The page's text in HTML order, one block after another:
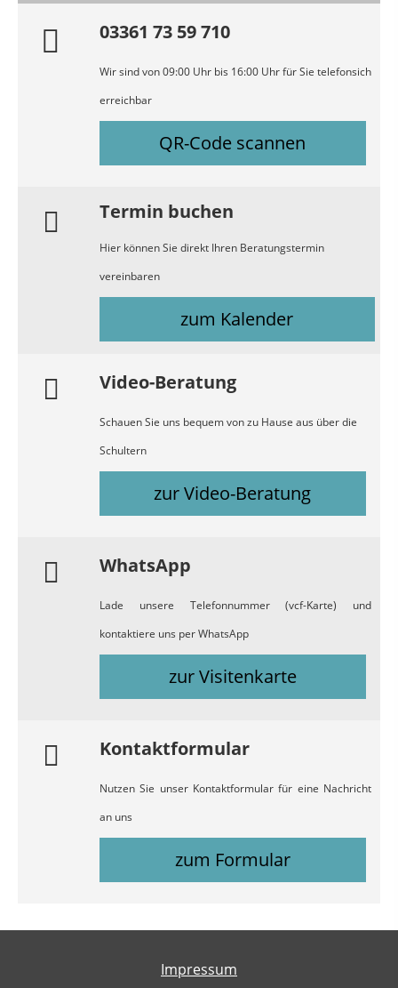
03361 73 59 710
Wir sind von 09:00 Uhr bis 16:00 Uhr für Sie telefonsich
erreichbar
QR-Code scannen
Termin buchen
Hier können Sie direkt Ihren Beratungstermin
vereinbaren
zum Kalender
Video-Beratung
Schauen Sie uns bequem von zu Hause aus über die
Schultern
zur Video-Beratung
WhatsApp
Lade unsere Telefonnummer (vcf-Karte) und
kontaktiere uns per WhatsApp
zur Visitenkarte
Kontaktformular
Nutzen Sie unser Kontaktformular für eine Nachricht
an uns
zum Formular
Impressum